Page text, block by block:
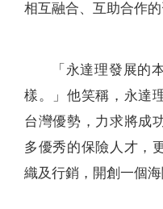
相互融合、互助合作的
「永達理發展的
樣。」他笑稱，永達
台灣優勢，力求將成
多優秀的保險人才，
織及行銷，開創一個海